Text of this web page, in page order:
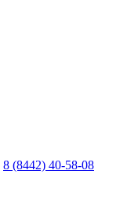
8 (8442) 40-58-08